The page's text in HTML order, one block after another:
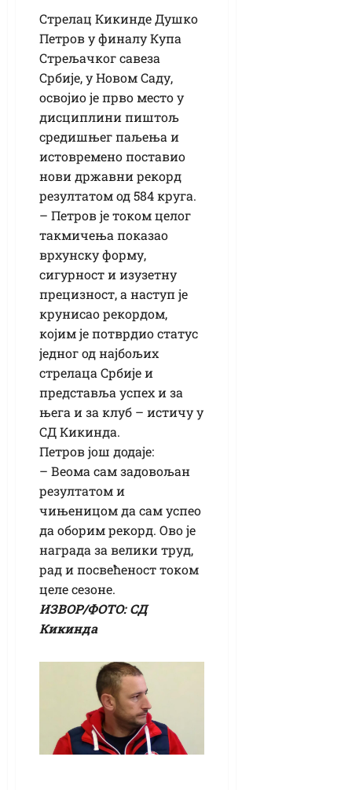
Стрелац Кикинде Душко
Петров у финалу Купа
Стрељачког савеза
Србије, у Новом Саду,
освојио је прво место у
дисциплини пиштољ
средишњег паљења и
истовремено поставио
нови државни рекорд
резултатом од 584 круга.
– Петров је током целог
такмичења показао
врхунску форму,
сигурност и изузетну
прецизност, а наступ је
крунисао рекордом,
којим је потврдио статус
једног од најбољих
стрелаца Србије и
представља успех и за
њега и за клуб – истичу у
СД Кикинда.
Петров још додаје:
– Веома сам задовољан
резултатом и
чињеницом да сам успео
да оборим рекорд. Ово је
награда за велики труд,
рад и посвећеност током
целе сезоне.
ИЗВОР/ФОТО: СД
Кикинда